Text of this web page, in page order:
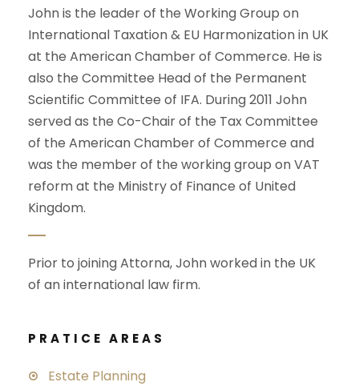
John is the leader of the Working Group on
International Taxation & EU Harmonization in UK
at the American Chamber of Commerce. He is
also the Committee Head of the Permanent
Scientific Committee of IFA. During 2011 John
served as the Co-Chair of the Tax Committee
of the American Chamber of Commerce and
was the member of the working group on VAT
reform at the Ministry of Finance of United
Kingdom.
Prior to joining Attorna, John worked in the UK
of an international law firm.
PRATICE AREAS
Estate Planning